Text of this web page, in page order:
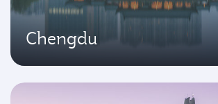
Chengdu